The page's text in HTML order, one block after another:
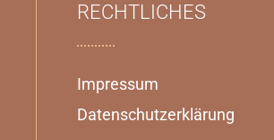
RECHTLICHES
Impressum
Datenschutzerklärung